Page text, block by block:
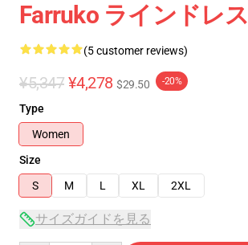
Farruko ラインドレス
(5 customer reviews)
¥5,347 ¥4,278 $29.50 -20%
Type
Women
Size
S
M L XL 2XL
サイズガイドを見る